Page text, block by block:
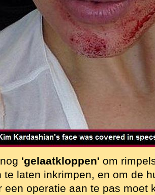
'gelaatkloppen' om
te laten inkrimpen, en om de
een operatie aan te pas moet